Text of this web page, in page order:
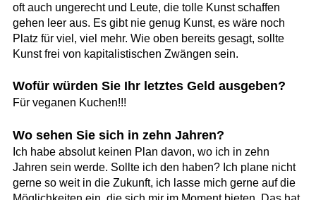
oft auch ungerecht und Leute, die tolle Kunst schaffen
gehen leer aus. Es gibt nie genug Kunst, es wäre noch
Platz für viel, viel mehr. Wie oben bereits gesagt, sollte
Kunst frei von kapitalistischen Zwängen sein.
Wofür würden Sie Ihr letztes Geld ausgeben?
Für veganen Kuchen!!!
Wo sehen Sie sich in zehn Jahren?
Ich habe absolut keinen Plan davon, wo ich in zehn
Jahren sein werde. Sollte ich den haben? Ich plane nicht
gerne so weit in die Zukunft, ich lasse mich gerne auf die